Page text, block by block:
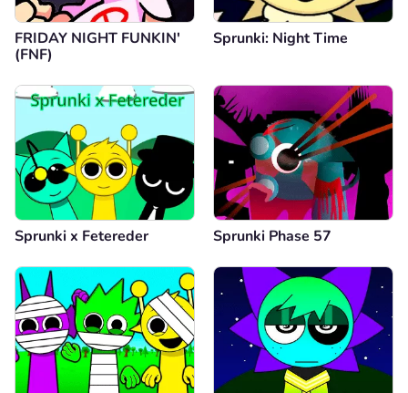
FRIDAY NIGHT FUNKIN'
(FNF)
Sprunki: Night Time
Sprunki x Fetereder Sprunki Phase 57